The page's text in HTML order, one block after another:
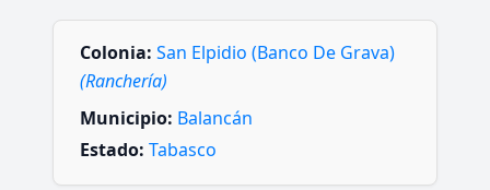
Colonia: San Elpidio (Banco De Grava)
(Ranchería)
Municipio: Balancán
Estado: Tabasco